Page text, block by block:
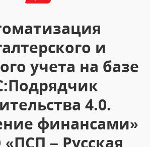
и
учета на базе
4.0.
финансами»
– Русская